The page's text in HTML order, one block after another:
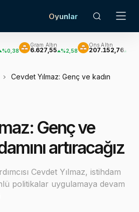
Oyunlar
Gram Altın
6.627,55 %2,58
Ons Altın
207.152,76 %2,62
Cevdet Yılmaz: Genç ve kadın
Genç ve
artıracağız
Cevdet Yılmaz, istihdam
politikalar uygulamaya devam